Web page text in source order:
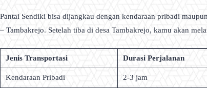
Pantai Sendiki bisa dijangkau dengan kendaraan pribadi
– Tambakrejo. Setelah tiba di desa Tambakrejo, kamu akan
Jenis Transportasi Durasi Perjalanan
Kendaraan Pribadi 2-3 jam